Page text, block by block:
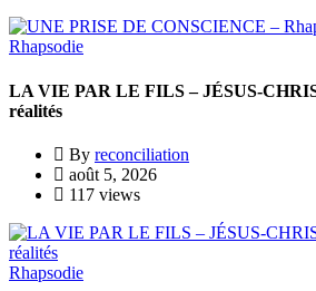
Rhapsodie
LA VIE PAR LE FILS – JÉSUS-
réalités
By reconciliation
août 5, 2026
117 views
Rhapsodie